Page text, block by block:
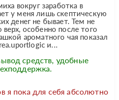
вокруг заработка в
у меня лишь скептическую
денег не бывает. Тем не
особенно после того
ароматного чая показал
и...
средств, удобные
я пока для себя абсолютно